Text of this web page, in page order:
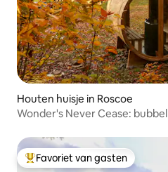
Houten huisje in Roscoe
Wonder's Never Cease:
Topfavoriet van gasten
Favoriet van gasten